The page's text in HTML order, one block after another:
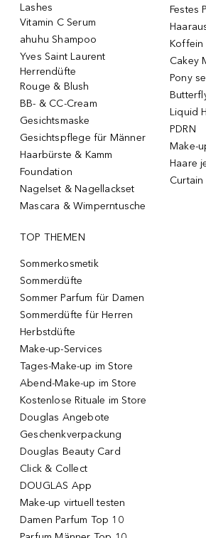
Lashes
Vitamin C Serum
ahuhu Shampoo
Yves Saint Laurent
Herrendüfte
Rouge & Blush
BB- & CC-Cream
Gesichtsmaske
Gesichtspflege für Männer
Haarbürste & Kamm
Foundation
Nagelset & Nagellackset
Mascara & Wimperntusche
Festes
Koffein
Cakey
Pony
Liquid
PDRN
Make-
Haare
Curtain
TOP THEMEN
Sommerkosmetik
Sommerdüfte
Sommer Parfum für Damen
Sommerdüfte für Herren
Herbstdüfte
Make-up-Services
Tages-Make-up im Store
Abend-Make-up im Store
Kostenlose Rituale im Store
Douglas Angebote
Geschenkverpackung
Douglas Beauty Card
Click & Collect
DOUGLAS App
Make-up virtuell testen
Damen Parfum Top 10